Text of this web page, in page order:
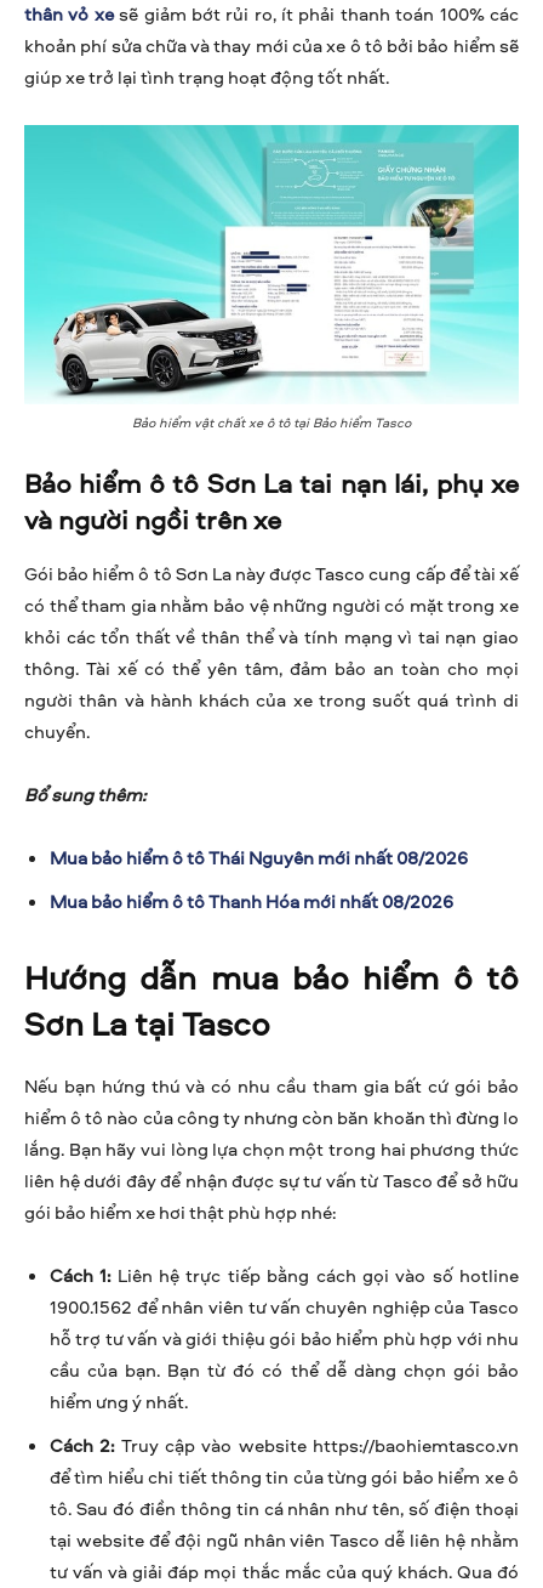
thân vỏ xesẽ giảm bớt rủi ro, ít phải thanh toán 100% các
khoản phí sửa chữa và thay mới của xe ô tô bởi bảo hiểm sẽ
giúp xe trở lại tình trạng hoạt động tốt nhất.
Bảo hiểm vật chất xe ô tô tại Bảo hiểm Tasco
Bảo hiểm ô tô Sơn La tai nạn lái, phụ xe
và người ngồi trên xe
Gói bảo hiểm ô tô Sơn La này được Tasco cung cấp để tài xế
có thể tham gia nhằm bảo vệ những người có mặt trong xe
khỏi các tổn thất về thân thể và tính mạng vì tai nạn giao
thông. Tài xế có thể yên tâm, đảm bảo an toàn cho mọi
người thân và hành khách của xe trong suốt quá trình di
chuyển.
Bổ sung thêm:
Mua bảo hiểm ô tô Thái Nguyên mới nhất 08/2026
Mua bảo hiểm ô tô Thanh Hóa mới nhất 08/2026
Hướng dẫn mua bảo hiểm ô tô
Sơn La tại Tasco
Nếu bạn hứng thú và có nhu cầu tham gia bất cứ gói bảo
hiểm ô tô nào của công ty nhưng còn băn khoăn thì đừng lo
lắng. Bạn hãy vui lòng lựa chọn một trong hai phương thức
liên hệ dưới đây để nhận được sự tư vấn từ Tasco để sở hữu
gói bảo hiểm xe hơi thật phù hợp nhé:
Cách 1:Liên hệ trực tiếp bằng cách gọi vào số hotline
1900.1562 để nhân viên tư vấn chuyên nghiệp của Tasco
hỗ trợ tư vấn và giới thiệu gói bảo hiểm phù hợp với nhu
cầu của bạn. Bạn từ đó có thể dễ dàng chọn gói bảo
hiểm ưng ý nhất.
Cách 2:Truy cập vào website https://baohiemtasco.vn
để tìm hiểu chi tiết thông tin của từng gói bảo hiểm xe ô
tô. Sau đó điền thông tin cá nhân như tên, số điện thoại
tại website để đội ngũ nhân viên Tasco dễ liên hệ nhằm
tư vấn và giải đáp mọi thắc mắc của quý khách. Qua đó